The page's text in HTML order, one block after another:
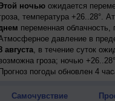
ночьюожидается
температура +26..28°.
переменная облачность,
давление в
августа, в течение суток
гроза; ночью
9 августа, в течение суток
10 августа, ожидается
Прогноз погоды обновлен 4
Самочувствие